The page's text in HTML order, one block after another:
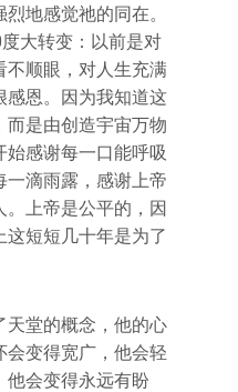
地感觉祂的同在。
大转变：以前是对
不顺眼，对人生充满
感恩。因为我知道这
而是由创造宇宙万物
感谢每一口能呼吸
一滴雨露，感谢上帝
上帝是公平的，因
短短几十年是为了
天堂的概念，他的心
会变得宽广，他会轻
他会变得永远有盼